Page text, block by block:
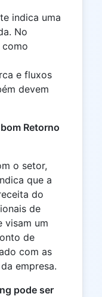
indica uma
No
e fluxos
devem
Retorno
o setor,
que a
do
de
visam um
de
com as
empresa.
pode ser